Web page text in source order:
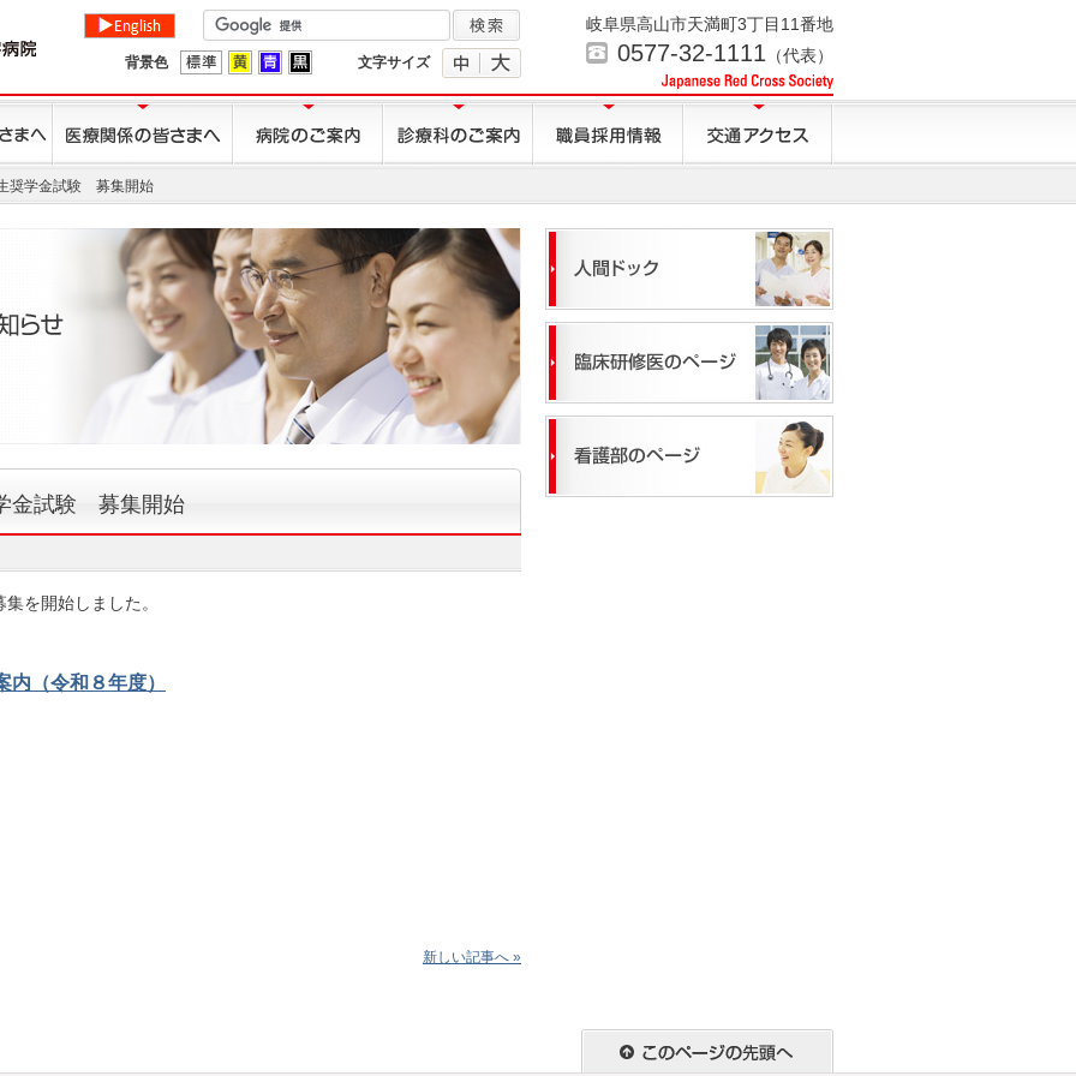
岐阜県高山市天満町3丁目11番地
0577-32-1111 （代表）
背景色 文字サイズ
奨学金試験 募集開始
金試験 募集開始
を開始しました。
（令和８年度）
新しい記事へ »